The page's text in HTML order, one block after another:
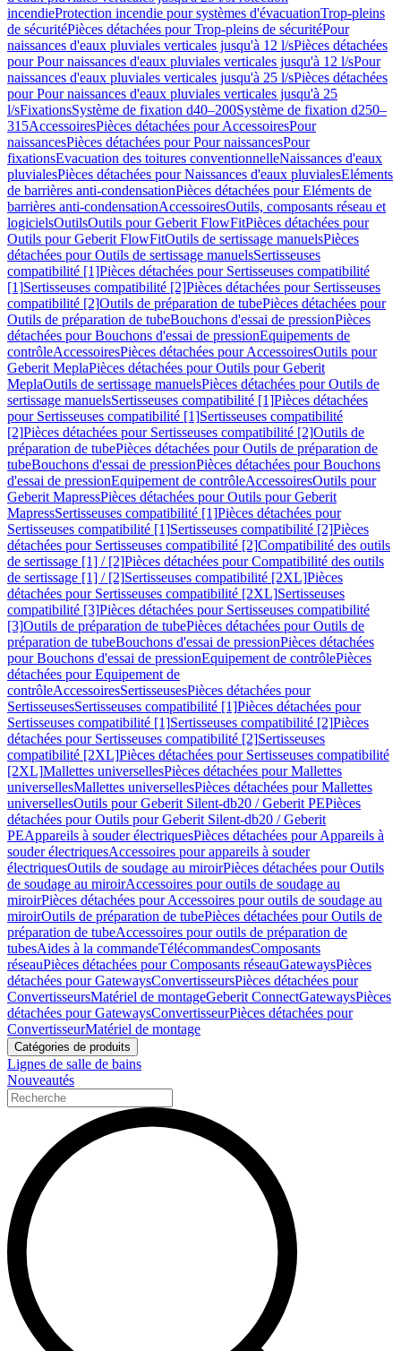
incendieProtection incendie pour systèmes d'évacuationTrop-pleins
de sécuritéPièces détachées pour Trop-pleins de sécuritéPour
naissances d'eaux pluviales verticales jusqu'à 12 l/sPièces détachées
pour Pour naissances d'eaux pluviales verticales jusqu'à 12 l/sPour
naissances d'eaux pluviales verticales jusqu'à 25 l/sPièces détachées
pour Pour naissances d'eaux pluviales verticales jusqu'à 25
l/sFixationsSystème de fixation d40–200Système de fixation d250–
315AccessoiresPièces détachées pour AccessoiresPour
naissancesPièces détachées pour Pour naissancesPour
fixationsEvacuation des toitures conventionnelleNaissances d'eaux
pluvialesPièces détachées pour Naissances d'eaux pluvialesEléments
de barrières anti-condensationPièces détachées pour Eléments de
barrières anti-condensationAccessoiresOutils, composants réseau et
logicielsOutilsOutils pour Geberit FlowFitPièces détachées pour
Outils pour Geberit FlowFitOutils de sertissage manuelsPièces
détachées pour Outils de sertissage manuelsSertisseuses
compatibilité [1]Pièces détachées pour Sertisseuses compatibilité
[1]Sertisseuses compatibilité [2]Pièces détachées pour Sertisseuses
compatibilité [2]Outils de préparation de tubePièces détachées pour
Outils de préparation de tubeBouchons d'essai de pressionPièces
détachées pour Bouchons d'essai de pressionEquipements de
contrôleAccessoiresPièces détachées pour AccessoiresOutils pour
Geberit MeplaPièces détachées pour Outils pour Geberit
MeplaOutils de sertissage manuelsPièces détachées pour Outils de
sertissage manuelsSertisseuses compatibilité [1]Pièces détachées
pour Sertisseuses compatibilité [1]Sertisseuses compatibilité
[2]Pièces détachées pour Sertisseuses compatibilité [2]Outils de
préparation de tubePièces détachées pour Outils de préparation de
tubeBouchons d'essai de pressionPièces détachées pour Bouchons
d'essai de pressionEquipement de contrôleAccessoiresOutils pour
Geberit MapressPièces détachées pour Outils pour Geberit
MapressSertisseuses compatibilité [1]Pièces détachées pour
Sertisseuses compatibilité [1]Sertisseuses compatibilité [2]Pièces
détachées pour Sertisseuses compatibilité [2]Compatibilité des outils
de sertissage [1] / [2]Pièces détachées pour Compatibilité des outils
de sertissage [1] / [2]Sertisseuses compatibilité [2XL]Pièces
détachées pour Sertisseuses compatibilité [2XL]Sertisseuses
compatibilité [3]Pièces détachées pour Sertisseuses compatibilité
[3]Outils de préparation de tubePièces détachées pour Outils de
préparation de tubeBouchons d'essai de pressionPièces détachées
pour Bouchons d'essai de pressionEquipement de contrôlePièces
détachées pour Equipement de
contrôleAccessoiresSertisseusesPièces détachées pour
SertisseusesSertisseuses compatibilité [1]Pièces détachées pour
Sertisseuses compatibilité [1]Sertisseuses compatibilité [2]Pièces
détachées pour Sertisseuses compatibilité [2]Sertisseuses
compatibilité [2XL]Pièces détachées pour Sertisseuses compatibilité
[2XL]Mallettes universellesPièces détachées pour Mallettes
universellesMallettes universellesPièces détachées pour Mallettes
universellesOutils pour Geberit Silent-db20 / Geberit PEPièces
détachées pour Outils pour Geberit Silent-db20 / Geberit
PEAppareils à souder électriquesPièces détachées pour Appareils à
souder électriquesAccessoires pour appareils à souder
électriquesOutils de soudage au miroirPièces détachées pour Outils
de soudage au miroirAccessoires pour outils de soudage au
miroirPièces détachées pour Accessoires pour outils de soudage au
miroirOutils de préparation de tubePièces détachées pour Outils de
préparation de tubeAccessoires pour outils de préparation de
tubesAides à la commandeTélécommandesComposants
réseauPièces détachées pour Composants réseauGatewaysPièces
détachées pour GatewaysConvertisseursPièces détachées pour
ConvertisseursMatériel de montageGeberit ConnectGatewaysPièces
détachées pour GatewaysConvertisseurPièces détachées pour
ConvertisseurMatériel de montage
Catégories de produits
Lignes de salle de bains
Nouveautés